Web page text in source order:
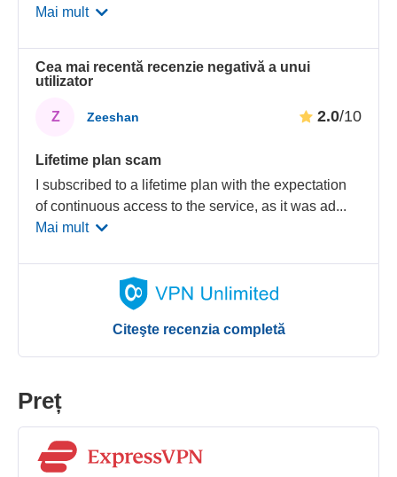
Mai mult
Cea mai recentă recenzie negativă a unui
utilizator
Z Zeeshan 2.0/10
Lifetime plan scam
I subscribed to a lifetime plan with the expectation
of continuous access to the service, as it was ad...
Mai mult
Citeşte recenzia completă
Preț